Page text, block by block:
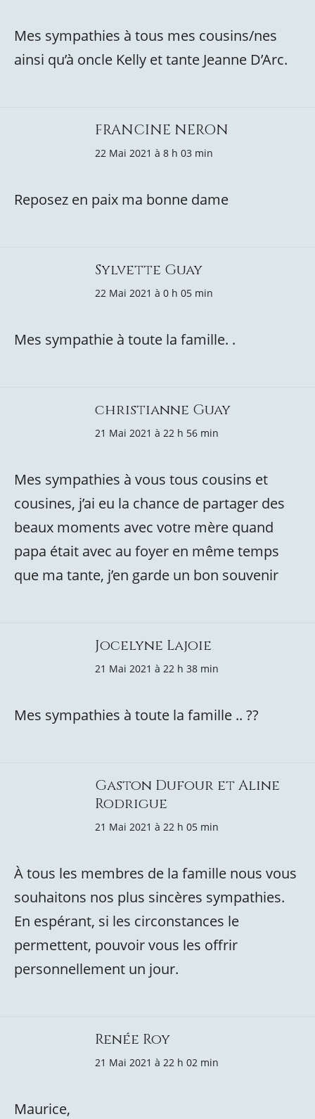
Mes sympathies à tous mes cousins/nes
ainsi qu’à oncle Kelly et tante Jeanne D’Arc.
FRANCINE NERON
22 Mai 2021 à 8 h 03 min
Reposez en paix ma bonne dame
Sylvette Guay
22 Mai 2021 à 0 h 05 min
Mes sympathie à toute la famille. .
christianne Guay
21 Mai 2021 à 22 h 56 min
Mes sympathies à vous tous cousins et
cousines, j’ai eu la chance de partager des
beaux moments avec votre mère quand
papa était avec au foyer en même temps
que ma tante, j’en garde un bon souvenir
Jocelyne Lajoie
21 Mai 2021 à 22 h 38 min
Mes sympathies à toute la famille .. ??
Gaston Dufour et Aline
Rodrigue
21 Mai 2021 à 22 h 05 min
À tous les membres de la famille nous vous
souhaitons nos plus sincères sympathies.
En espérant, si les circonstances le
permettent, pouvoir vous les offrir
personnellement un jour.
Renée Roy
21 Mai 2021 à 22 h 02 min
Maurice,